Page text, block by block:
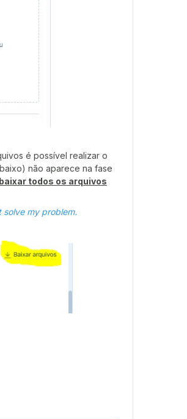
é possível realizar o
não aparece na fase
todos os arquivos
solve my problem.